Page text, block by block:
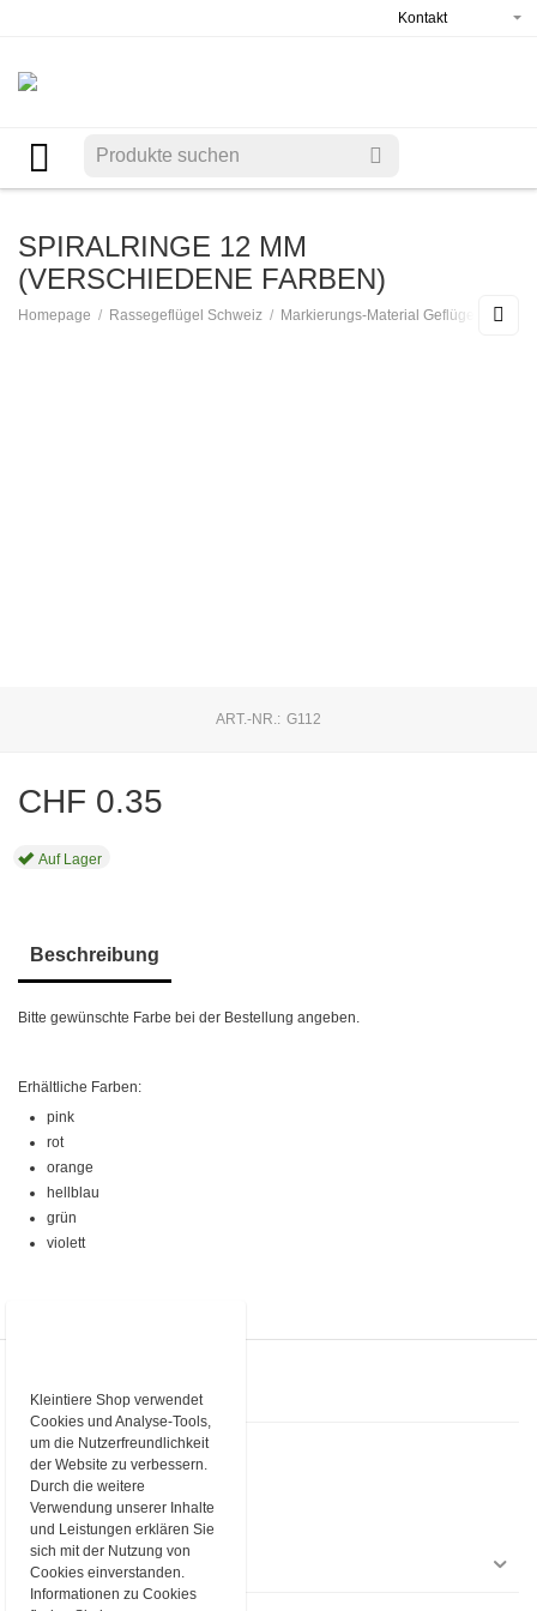
Kontakt
SPIRALRINGE 12 MM
(VERSCHIEDENE FARBEN)
Homepage / Rassegeflügel Schweiz / Markierungs-Material Geflügel
ART.-NR.: G112
CHF 0.35
Auf Lager
Beschreibung
Bitte gewünschte Farbe bei der Bestellung angeben.
Erhältliche Farben:
pink
rot
orange
hellblau
grün
violett
KONTAKT
Kleintiere Schweiz
Industriestrasse 9
3362 Niederönz
Telefon+4162 552 94 65
E-Mail shop@kleintiere-schweiz.ch
EINKAUFEN
Kleintiere Shop verwendet
Cookies und Analyse-Tools,
um die Nutzerfreundlichkeit
der Website zu verbessern.
Durch die weitere
Verwendung unserer Inhalte
und Leistungen erklären Sie
sich mit der Nutzung von
Cookies einverstanden.
Informationen zu Cookies